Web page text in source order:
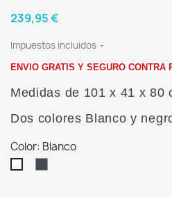
239,95 €
Impuestos incluidos
ENVIO GRATIS Y SEGURO CONTRA
Medidas de 101 x 41 x 80
Dos colores Blanco y
Color: Blanco